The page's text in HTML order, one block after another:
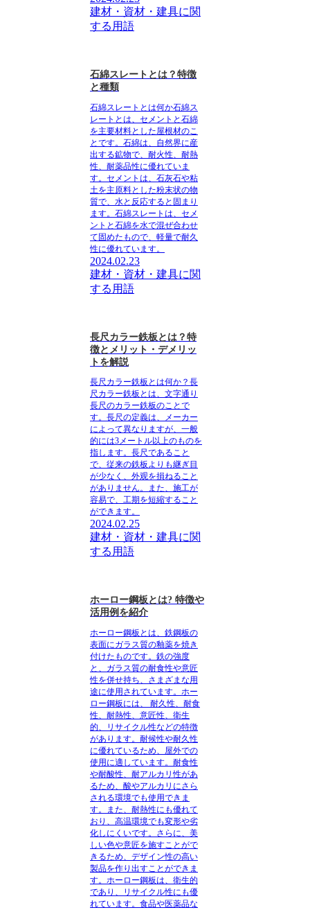
建材・資材・建具に関
する用語
石綿スレートとは？特徴
と種類
石綿スレートとは何か石綿ス
レートとは、セメントと石綿
を主要材料とした屋根材のこ
とです。石綿は、自然界に産
出する鉱物で、耐火性、耐熱
性、耐薬品性に優れていま
す。セメントは、石灰石や粘
土を主原料とした粉末状の物
質で、水と反応すると固まり
ます。石綿スレートは、セメ
ントと石綿を水で混ぜ合わせ
て固めたもので、軽量で耐久
性に優れています。
2024.02.23
建材・資材・建具に関
する用語
長尺カラー鉄板とは？特
徴とメリット・デメリッ
トを解説
長尺カラー鉄板とは何か？長
尺カラー鉄板とは、文字通り
長尺のカラー鉄板のことで
す。長尺の定義は、メーカー
によって異なりますが、一般
的には3メートル以上のものを
指します。長尺であること
で、従来の鉄板よりも継ぎ目
が少なく、外观を損ねること
がありません。また、施工が
容易で、工期を短縮すること
ができます。
2024.02.25
建材・資材・建具に関
する用語
ホーロー鋼板とは? 特徴や
活用例を紹介
ホーロー鋼板とは、鉄鋼板の
表面にガラス質の釉薬を焼き
付けたものです。鉄の強度
と、ガラス質の耐食性や意匠
性を併せ持ち、さまざまな用
途に使用されています。ホー
ロー鋼板には、 耐久性、耐食
性、耐熱性、意匠性、衛生
的、リサイクル性などの特徴
があります。耐候性や耐久性
に優れているため、屋外での
使用に適しています。耐食性
や耐酸性、耐アルカリ性があ
るため、酸やアルカリにさら
される環境でも使用できま
す。また、耐熱性にも優れて
おり、高温環境でも変形や劣
化しにくいです。さらに、美
しい色や意匠を施すことがで
きるため、デザイン性の高い
製品を作り出すことができま
す。ホーロー鋼板は、衛生的
であり、リサイクル性にも優
れています。食品や医薬品な